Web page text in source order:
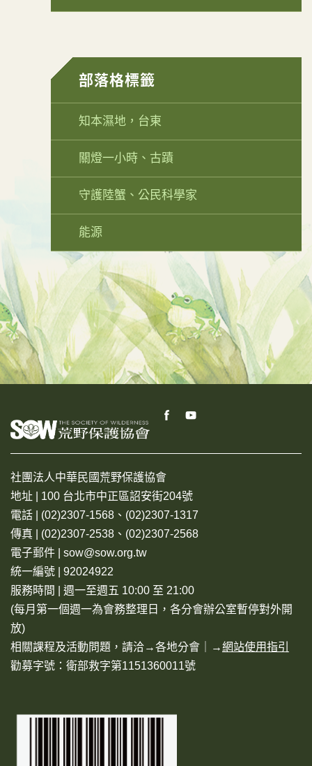
部落格標籤
知本濕地，台東
關燈一小時、古蹟
守護陸蟹、公民科學家
能源
社團法人中華民國荒野保護協會
地址 | 100 台北市中正區詔安街204號
電話 | (02)2307-1568、(02)2307-1317
傳真 | (02)2307-2538、(02)2307-2568
電子郵件 | sow@sow.org.tw
統一編號 | 92024922
服務時間 | 週一至週五 10:00 至 21:00
(每月第一個週一為會務整理日，各分會辦公室暫停對外開
放)
相關課程及活動問題，請洽→各地分會 ｜→網站使用指引
勸募字號：衛部救字第1151360011號